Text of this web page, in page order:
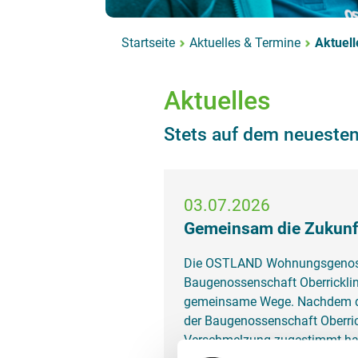
Aktuelles & Termine
Startseite
Aktuelles
Stets auf dem
03.07.2026
Gemeinsam die
Die OSTLAND
Baugenossenschaft
gemeinsame Wege.
der Baugenossenschaft
Verschmelzung zugestimmt